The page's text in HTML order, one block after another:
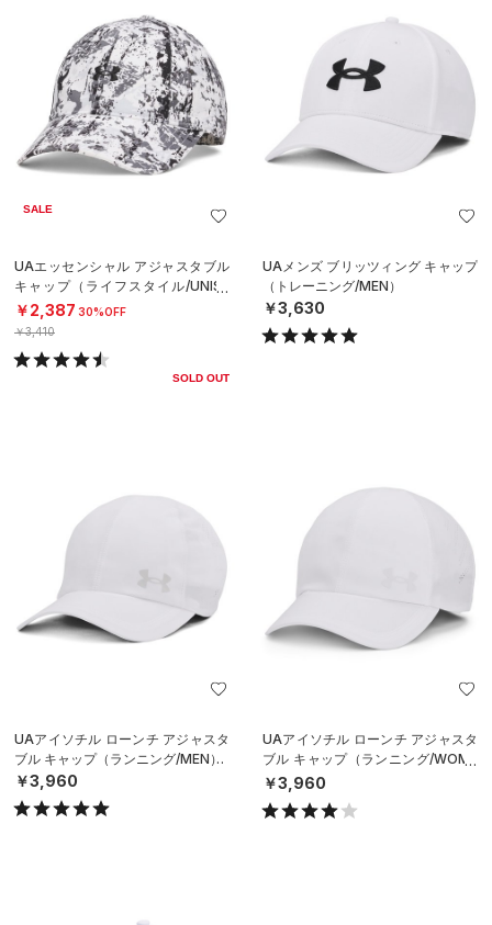
SALE
UAエッセンシャル アジャスタブル
キャップ（ライフスタイル/UNISE
X）
￥2,387 30%OFF
￥3,410
SOLD OUT
UAメンズ ブリッツィング キャップ
（トレーニング/MEN）
￥3,630
UAアイソチル ローンチ アジャスタ
ブル キャップ（ランニング/MEN）
￥3,960
UAアイソチル ローンチ アジャスタ
ブル キャップ（ランニング/WOME
N）
￥3,960